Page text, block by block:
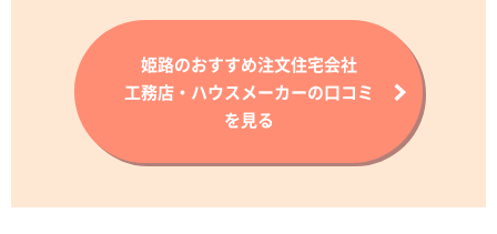
姫路のおすすめ注文住宅会社
工務店・ハウスメーカーの口コミ
を見る